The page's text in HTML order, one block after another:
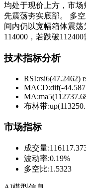
均处于现价上方，市
先震荡夯实底部。 多
间内仍以宽幅箱体震荡
114000，若跌破
技术指标分析
RSI:rsi6(47.2462)
MACD:dif(-
MA:
布林带:
市场指标
成交量:
波动率:0.19%
多空比:1.5323